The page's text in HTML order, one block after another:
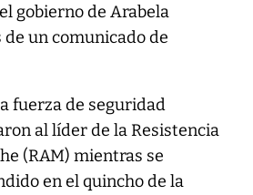
gobierno de Arabela
un comunicado de
fuerza de seguridad
al líder de la Resistencia
(RAM) mientras se
en el quincho de la